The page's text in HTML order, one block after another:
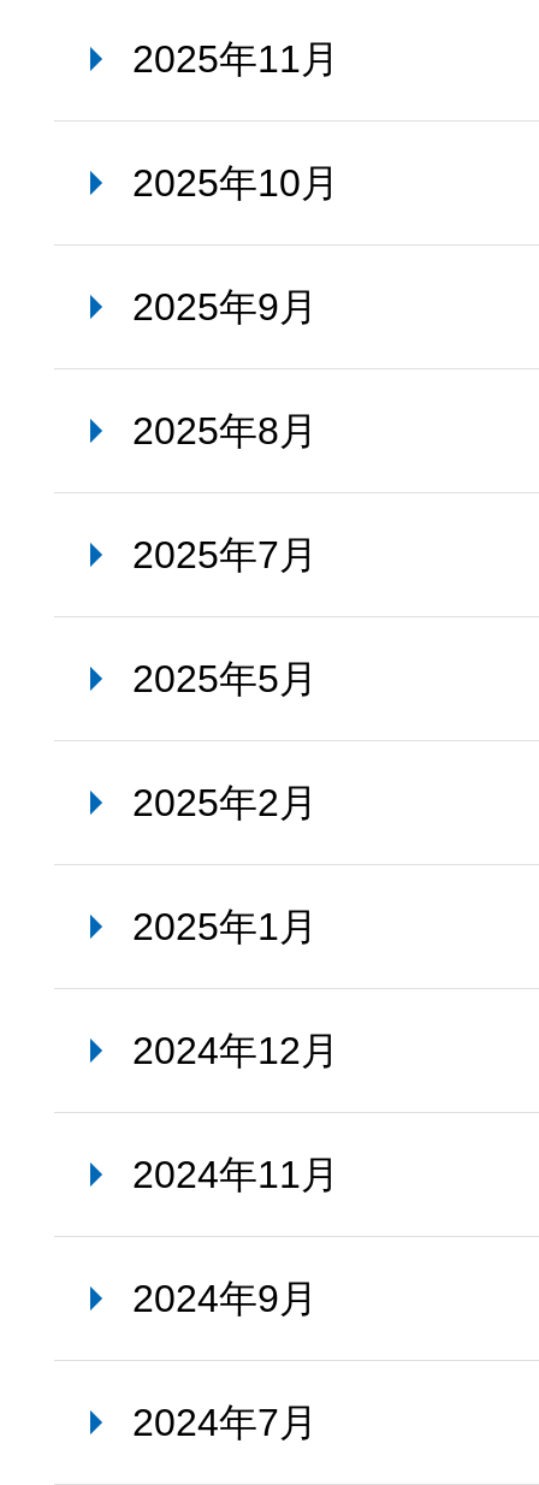
2025年11月
2025年10月
2025年9月
2025年8月
2025年7月
2025年5月
2025年2月
2025年1月
2024年12月
2024年11月
2024年9月
2024年7月